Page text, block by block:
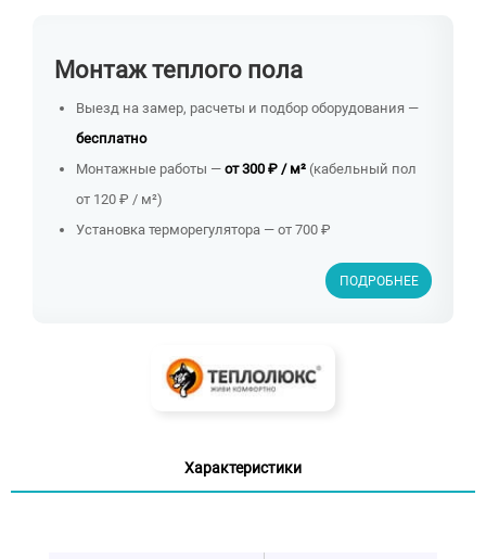
Монтаж теплого пола
Выезд на замер, расчеты и подбор оборудования —
бесплатно
Монтажные работы — от 300 ₽ / м² (кабельный пол
от 120 ₽ / м²)
Установка терморегулятора — от 700 ₽
ПОДРОБНЕЕ
Характеристики